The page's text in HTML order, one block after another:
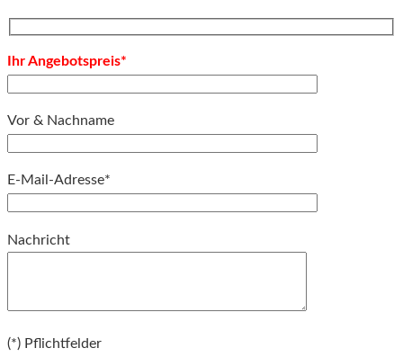
Ihr Angebotspreis*
Vor & Nachname
E-Mail-Adresse*
Nachricht
(*) Pflichtfelder